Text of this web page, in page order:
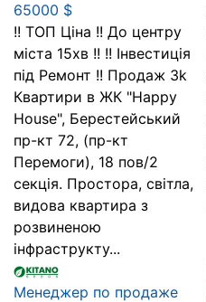
65000 $
!! ТОП Ціна !! До центру
міста 15хв !! !! Інвестиція
під Ремонт !! Продаж 3k
Квартири в ЖК "Happy
House", Берестейський
пр-кт 72, (пр-кт
Перемоги), 18 пов/2
секція. Простора, світла,
видова квартира з
розвиненою
інфраструкту...
Менеджер по продаже